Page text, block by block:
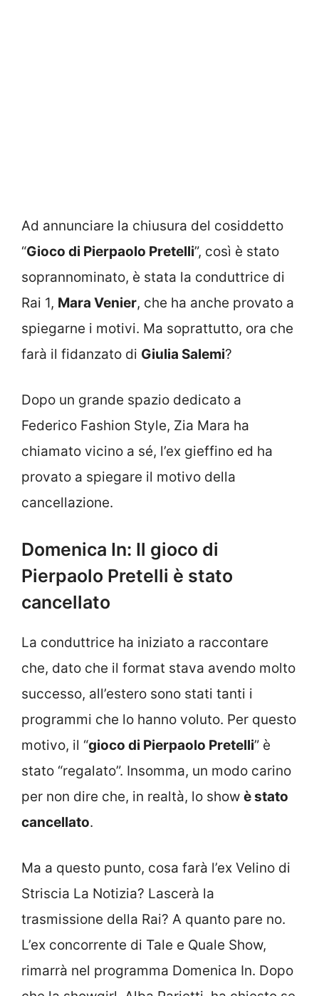
Ad annunciare la chiusura del cosiddetto
“Gioco di Pierpaolo Pretelli”, così è stato
soprannominato, è stata la conduttrice di
Rai 1, Mara Venier, che ha anche provato a
spiegarne i motivi. Ma soprattutto, ora che
farà il fidanzato di Giulia Salemi?
Dopo un grande spazio dedicato a
Federico Fashion Style, Zia Mara ha
chiamato vicino a sé, l’ex gieffino ed ha
provato a spiegare il motivo della
cancellazione.
Domenica In: Il gioco di
Pierpaolo Pretelli è stato
cancellato
La conduttrice ha iniziato a raccontare
che, dato che il format stava avendo molto
successo, all’estero sono stati tanti i
programmi che lo hanno voluto. Per questo
motivo, il “gioco di Pierpaolo Pretelli” è
stato “regalato”. Insomma, un modo carino
per non dire che, in realtà, lo show è stato
cancellato.
Ma a questo punto, cosa farà l’ex Velino di
Striscia La Notizia? Lascerà la
trasmissione della Rai? A quanto pare no.
L’ex concorrente di Tale e Quale Show,
rimarrà nel programma Domenica In. Dopo